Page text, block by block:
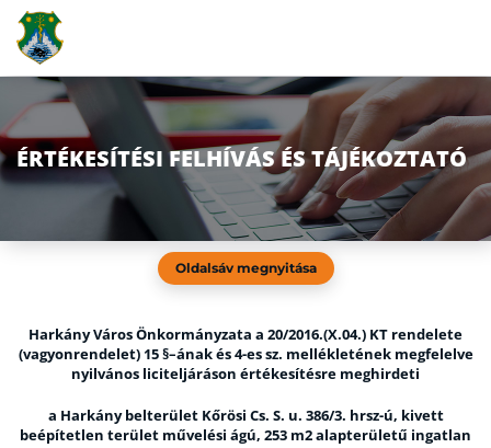
ÉRTÉKESÍTÉSI FELHÍVÁS ÉS TÁJÉKOZTATÓ
Oldalsáv megnyitása
Harkány Város Önkormányzata a 20/2016.(X.04.) KT rendelete
(vagyonrendelet) 15 §–ának és 4-es sz. mellékletének megfelelve
nyilvános liciteljáráson értékesítésre meghirdeti
a Harkány belterület Kőrösi Cs. S. u. 386/3. hrsz-ú, kivett
beépítetlen terület művelési ágú, 253 m2 alapterületű ingatlan